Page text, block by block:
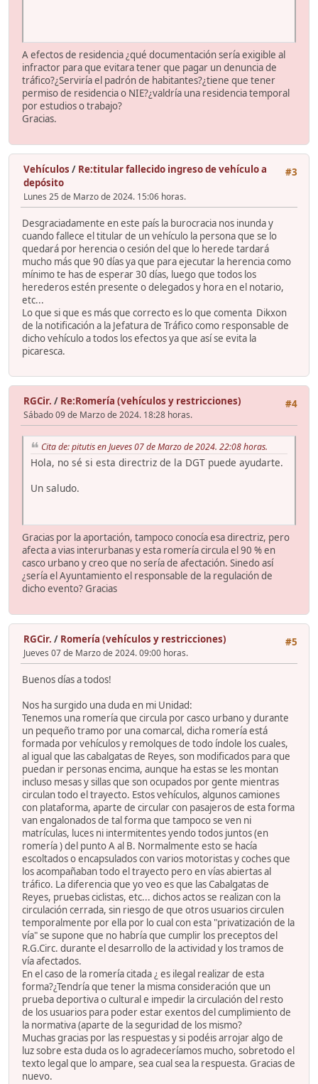
A efectos de residencia ¿qué documentación sería exigible al
infractor para que evitara tener que pagar un denuncia de
tráfico?¿Serviría el padrón de habitantes?¿tiene que tener
permiso de residencia o NIE?¿valdría una residencia temporal
por estudios o trabajo?
Gracias.
#3
Vehículos / Re:titular fallecido ingreso de vehículo a
depósito
Lunes 25 de Marzo de 2024. 15:06 horas.
Desgraciadamente en este país la burocracia nos inunda y
cuando fallece el titular de un vehículo la persona que se lo
quedará por herencia o cesión del que lo herede tardará
mucho más que 90 días ya que para ejecutar la herencia como
mínimo te has de esperar 30 días, luego que todos los
herederos estén presente o delegados y hora en el notario,
etc...
Lo que si que es más que correcto es lo que comenta Dikxon
de la notificación a la Jefatura de Tráfico como responsable de
dicho vehículo a todos los efectos ya que así se evita la
picaresca.
#4
RGCir. / Re:Romería (vehículos y restricciones)
Sábado 09 de Marzo de 2024. 18:28 horas.
Cita de: pitutis en Jueves 07 de Marzo de 2024. 22:08 horas.
Hola, no sé si esta directriz de la DGT puede ayudarte.
Un saludo.
Gracias por la aportación, tampoco conocía esa directriz, pero
afecta a vias interurbanas y esta romería circula el 90 % en
casco urbano y creo que no sería de afectación. Sinedo así
¿sería el Ayuntamiento el responsable de la regulación de
dicho evento? Gracias
#5
RGCir. / Romería (vehículos y restricciones)
Jueves 07 de Marzo de 2024. 09:00 horas.
Buenos días a todos!
Nos ha surgido una duda en mi Unidad:
Tenemos una romería que circula por casco urbano y durante
un pequeño tramo por una comarcal, dicha romería está
formada por vehículos y remolques de todo índole los cuales,
al igual que las cabalgatas de Reyes, son modificados para que
puedan ir personas encima, aunque ha estas se les montan
incluso mesas y sillas que son ocupados por gente mientras
circulan todo el trayecto. Estos vehículos, algunos camiones
con plataforma, aparte de circular con pasajeros de esta forma
van engalonados de tal forma que tampoco se ven ni
matrículas, luces ni intermitentes yendo todos juntos (en
romería ) del punto A al B. Normalmente esto se hacía
escoltados o encapsulados con varios motoristas y coches que
los acompañaban todo el trayecto pero en vías abiertas al
tráfico. La diferencia que yo veo es que las Cabalgatas de
Reyes, pruebas ciclistas, etc... dichos actos se realizan con la
circulación cerrada, sin riesgo de que otros usuarios circulen
temporalmente por ella por lo cual con esta "privatización de la
vía" se supone que no habría que cumplir los preceptos del
R.G.Circ. durante el desarrollo de la actividad y los tramos de
vía afectados.
En el caso de la romería citada ¿ es ilegal realizar de esta
forma?¿Tendría que tener la misma consideración que un
prueba deportiva o cultural e impedir la circulación del resto
de los usuarios para poder estar exentos del cumplimiento de
la normativa (aparte de la seguridad de los mismo?
Muchas gracias por las respuestas y si podéis arrojar algo de
luz sobre esta duda os lo agradeceríamos mucho, sobretodo el
texto legal que lo ampare, sea cual sea la respuesta. Gracias de
nuevo.